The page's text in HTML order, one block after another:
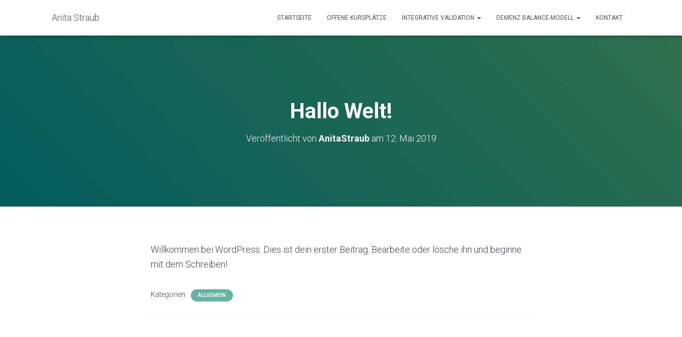
Anita Straub STARTSEITE OFFENE KURSPLÄTZE INTEGRATIVE VALIDATION DEMENZ BALANCE-MODELL KONTAKT
Hallo Welt!
Veröffentlicht von AnitaStraubam 12. Mai 2019
Willkommen bei WordPress. Dies ist dein erster Beitrag. Bearbeite oder lösche ihn und beginne
mit dem Schreiben!
Kategorien: ALLGEMEIN